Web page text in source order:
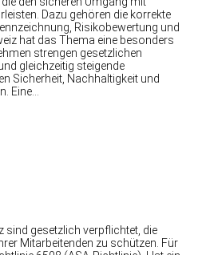
Dazu gehören die korrekte
Risikobewertung und
hat das Thema eine besonders
strengen gesetzlichen
gleichzeitig steigende
Sicherheit, Nachhaltigkeit und
Eine…
sind gesetzlich verpflichtet, die
Mitarbeitenden zu schützen. Für